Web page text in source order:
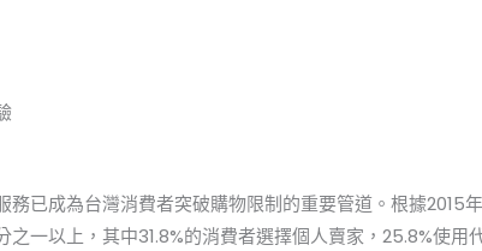
務已成為台灣消費者突破購物限制的重要管道。根據2015
之一以上，其中31.8%的消費者選擇個人賣家，25.8%使用